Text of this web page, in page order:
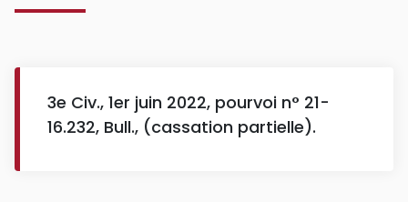
3e Civ., 1er juin 2022, pourvoi n° 21-
16.232, Bull., (cassation partielle).